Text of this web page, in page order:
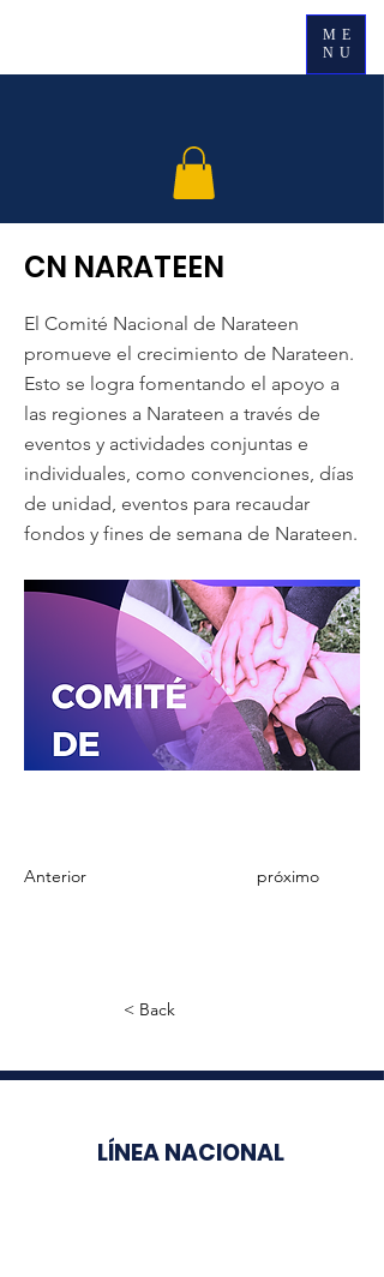
ME
NU
CN NARATEEN
El Comité Nacional de Narateen
promueve el crecimiento de Narateen.
Esto se logra fomentando el apoyo a
las regiones a Narateen a través de
eventos y actividades conjuntas e
individuales, como convenciones, días
de unidad, eventos para recaudar
fondos y fines de semana de Narateen.
Anterior próximo
< Back
LÍNEA NACIONAL